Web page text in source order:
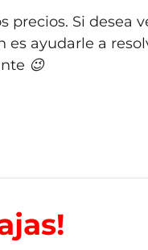
precios. Si desea
es ayudarle a
😉